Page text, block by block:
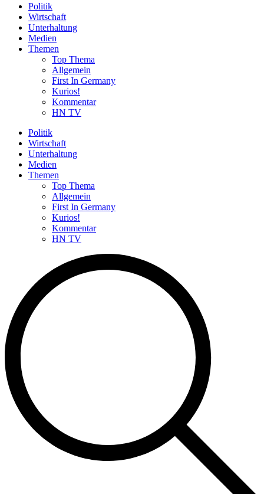
Politik
Wirtschaft
Unterhaltung
Medien
Themen
Top Thema
Allgemein
First In Germany
Kurios!
Kommentar
HN TV
Politik
Wirtschaft
Unterhaltung
Medien
Themen
Top Thema
Allgemein
First In Germany
Kurios!
Kommentar
HN TV